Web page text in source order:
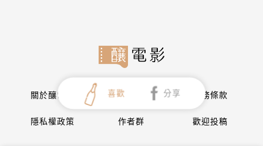
喜歡 分享
關於釀電影 讀者服務 服務條款
隱私權政策 作者群 歡迎投稿